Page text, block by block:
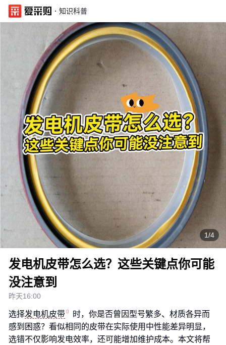
· 知识科普
1/4
发电机皮带怎么选？这些关键点你可能
没注意到
昨天16:00
选择发电机皮带
时，你是否曾因型号繁多、材质各异而
感到困惑？看似相同的皮带在实际使用中性能差异明显，
选错不仅影响发电效率，还可能增加维护成本。本文将帮